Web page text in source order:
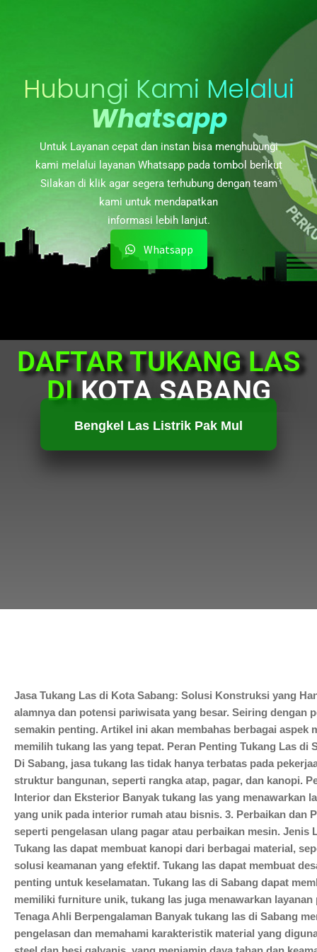
Hubungi Kami Melalui
Whatsapp
Untuk Layanan cepat dan instan bisa menghubungi
kami melalui layanan Whatsapp pada tombol berikut
Silakan di klik agar segera terhubung dengan team
kami untuk mendapatkan
informasi lebih lanjut.
Whatsapp
DAFTAR TUKANG LAS
DIKOTA SABANG
Bengkel Las Listrik Pak Mul
Jasa Tukang Las di Kota Sabang: Solusi Konstruksi yang
alamnya dan potensi pariwisata yang besar. Seiring
semakin penting. Artikel ini akan membahas berbagai
memilih tukang las yang tepat. Peran Penting Tukang Las
Di Sabang, jasa tukang las tidak hanya terbatas pada
struktur bangunan, seperti rangka atap, pagar, dan kanopi.
Interior dan Eksterior Banyak tukang las yang menawarkan
yang unik pada interior rumah atau bisnis. 3. Perbaikan dan
seperti pengelasan ulang pagar atau perbaikan mesin.
Tukang las dapat membuat kanopi dari berbagai material,
solusi keamanan yang efektif. Tukang las dapat membuat
penting untuk keselamatan. Tukang las di Sabang dapat
memiliki furniture unik, tukang las juga menawarkan
Tenaga Ahli Berpengalaman Banyak tukang las di Sabang
pengelasan dan memahami karakteristik material yang